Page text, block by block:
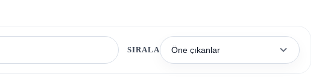
SIRALA Öne çıkanlar